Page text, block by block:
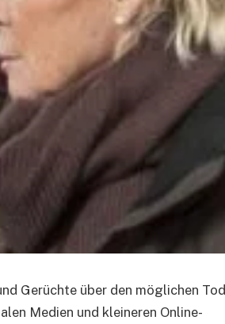
Gerüchte über den möglichen Tod
Medien und kleineren Online-